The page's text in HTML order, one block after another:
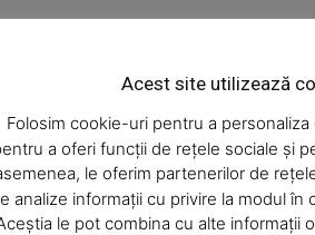
About
Contact us
Acest site utilizează
Folosim cookie-uri pentru a
a oferi funcții de rețele sociale și
le oferim partenerilor de
analize informații cu privire la modul în
le pot combina cu alte informații